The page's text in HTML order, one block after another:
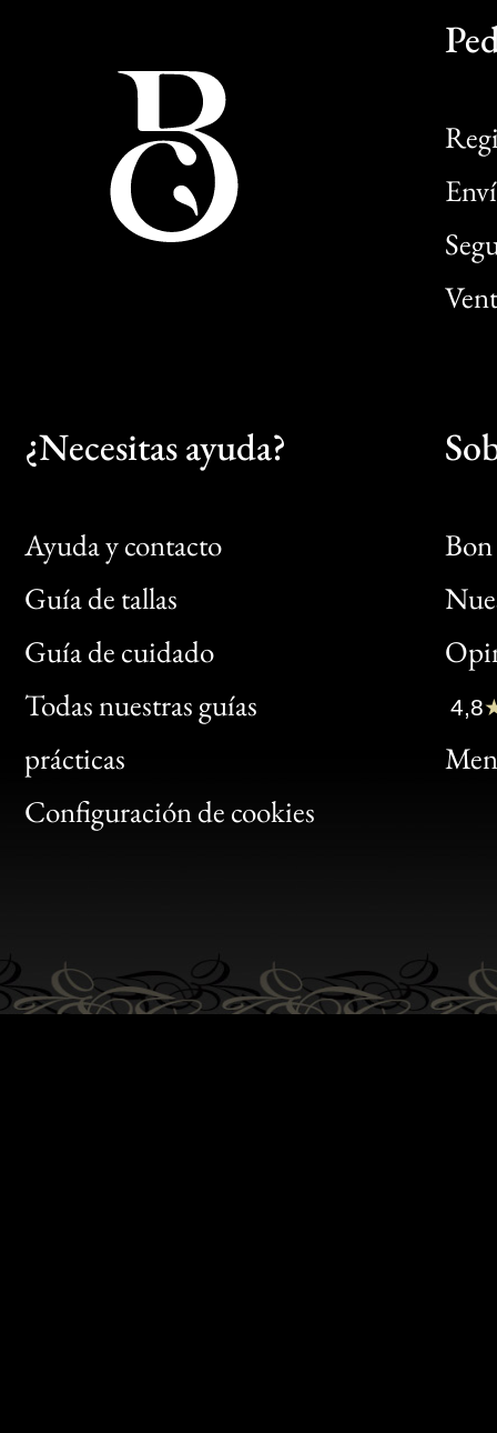
¿Necesitas ayuda?
Ayuda y contacto
Guía de tallas
Guía de cuidado
Todas nuestras guías
prácticas
Configuración de cookies
Bon
Clic
Bon
4,8